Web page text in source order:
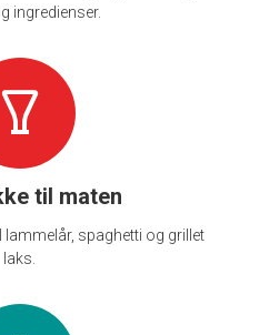
ingredienser.
til maten
lammelår, spaghetti og grillet
laks.